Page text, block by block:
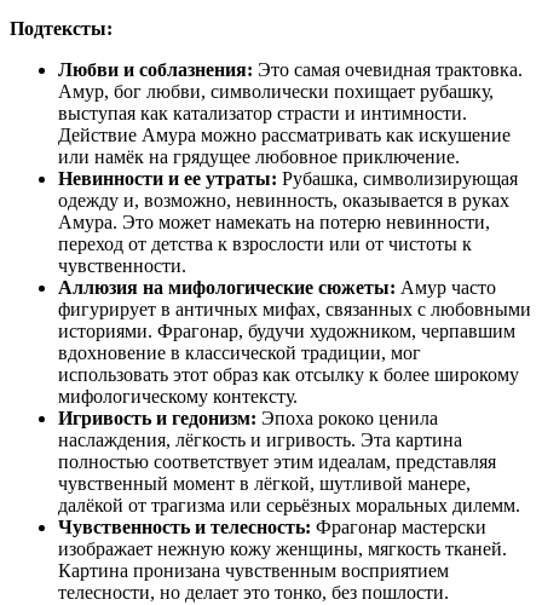
Подтексты:
Любви и соблазнения: Это самая очевидная трактовка.
Амур, бог любви, символически похищает рубашку,
выступая как катализатор страсти и интимности.
Действие Амура можно рассматривать как искушение
или намёк на грядущее любовное приключение.
Невинности и ее утраты: Рубашка, символизирующая
одежду и, возможно, невинность, оказывается в руках
Амура. Это может намекать на потерю невинности,
переход от детства к взрослости или от чистоты к
чувственности.
Аллюзия на мифологические сюжеты: Амур часто
фигурирует в античных мифах, связанных с любовными
историями. Фрагонар, будучи художником, черпавшим
вдохновение в классической традиции, мог
использовать этот образ как отсылку к более широкому
мифологическому контексту.
Игривость и гедонизм: Эпоха рококо ценила
наслаждения, лёгкость и игривость. Эта картина
полностью соответствует этим идеалам, представляя
чувственный момент в лёгкой, шутливой манере,
далёкой от трагизма или серьёзных моральных дилемм.
Чувственность и телесность: Фрагонар мастерски
изображает нежную кожу женщины, мягкость тканей.
Картина пронизана чувственным восприятием
телесности, но делает это тонко, без пошлости.